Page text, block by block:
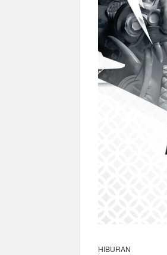
Dokter
Sidang MK
Box Office
HIBURAN